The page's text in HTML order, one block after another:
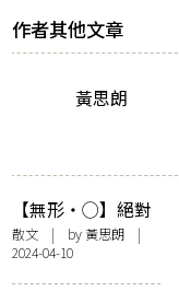
文化中從未缺席
過。」
作者其他文章
黃思朗
【無形・◯】絕對
的圓
散文 | by 黃思朗 |
2024-04-10